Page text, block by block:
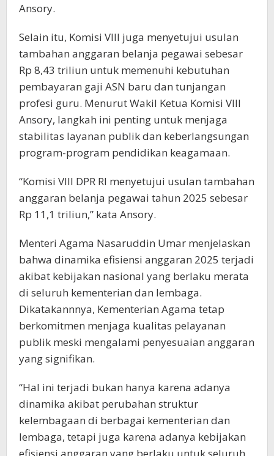
Ansory.
Selain itu, Komisi VIII juga menyetujui usulan
tambahan anggaran belanja pegawai sebesar
Rp 8,43 triliun untuk memenuhi kebutuhan
pembayaran gaji ASN baru dan tunjangan
profesi guru. Menurut Wakil Ketua Komisi VIII
Ansory, langkah ini penting untuk menjaga
stabilitas layanan publik dan keberlangsungan
program-program pendidikan keagamaan.
“Komisi VIII DPR RI menyetujui usulan tambahan
anggaran belanja pegawai tahun 2025 sebesar
Rp 11,1 triliun,” kata Ansory.
Menteri Agama Nasaruddin Umar menjelaskan
bahwa dinamika efisiensi anggaran 2025 terjadi
akibat kebijakan nasional yang berlaku merata
di seluruh kementerian dan lembaga.
Dikatakannnya, Kementerian Agama tetap
berkomitmen menjaga kualitas pelayanan
publik meski mengalami penyesuaian anggaran
yang signifikan.
“Hal ini terjadi bukan hanya karena adanya
dinamika akibat perubahan struktur
kelembagaan di berbagai kementerian dan
lembaga, tetapi juga karena adanya kebijakan